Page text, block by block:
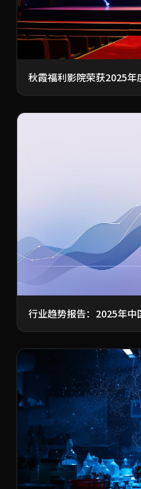
秋霞福利影院荣获2025
行业趋势报告：2025年中